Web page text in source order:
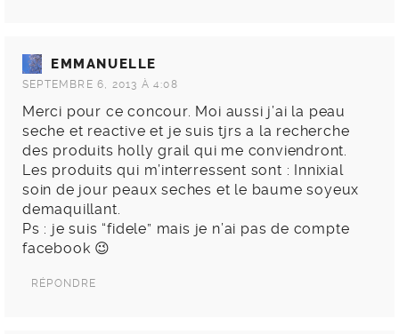
EMMANUELLE
SEPTEMBRE 6, 2013 À 4:08
Merci pour ce concour. Moi aussi j’ai la peau
seche et reactive et je suis tjrs a la recherche
des produits holly grail qui me conviendront.
Les produits qui m’interressent sont : Innixial
soin de jour peaux seches et le baume soyeux
demaquillant.
Ps : je suis “fidele” mais je n’ai pas de compte
facebook 😉
RÉPONDRE